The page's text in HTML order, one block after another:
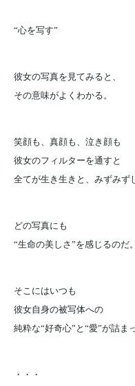
“心を写す”
彼女の写真を見てみると、
その意味がよくわかる。
笑顔も、真顔も、泣き顔も
彼女のフィルターを通すと
全てが生き生きと、みずみず
どの写真にも
“生命の美しさ”を感じるのだ。
そこにはいつも
彼女自身の被写体への
純粋な“好奇心”と“愛”が詰ま
・・・